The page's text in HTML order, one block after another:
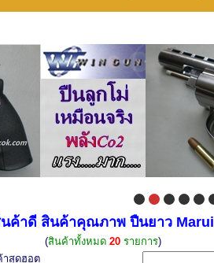
ค้าดี สินค้าคุณภาพ ปืนยาว Marui
(สินค้าทั้งหมด 20รายการ)
สุดฮอต